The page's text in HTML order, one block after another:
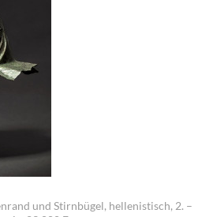
und Stirnbügel, hellenistisch, 2. –